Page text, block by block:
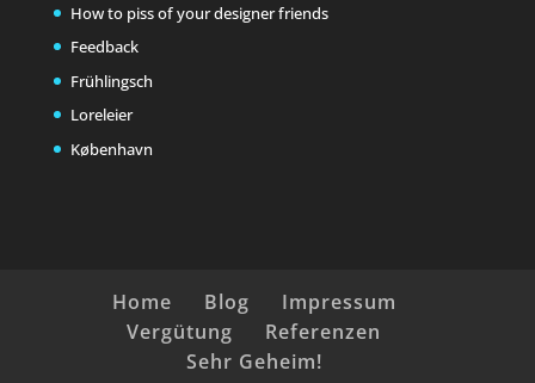
How to piss of your designer friends
Feedback
Frühlingsch
Loreleier
København
Home Blog
Impressum
Vergütung
Referenzen
Sehr Geheim!